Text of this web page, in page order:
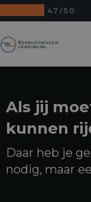
4.7 / 5.0
Als jij
kunnen
Daar heb je
nodig, maar